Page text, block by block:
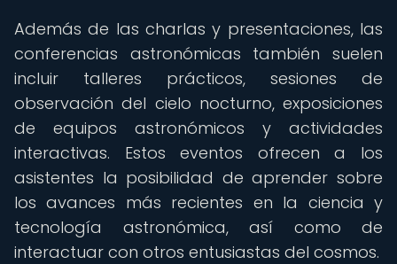
Además de las charlas y presentaciones, las
conferencias astronómicas también suelen
incluir talleres prácticos, sesiones de
observación del cielo nocturno, exposiciones
de equipos astronómicos y actividades
interactivas. Estos eventos ofrecen a los
asistentes la posibilidad de aprender sobre
los avances más recientes en la ciencia y
tecnología astronómica, así como de
interactuar con otros entusiastas del cosmos.